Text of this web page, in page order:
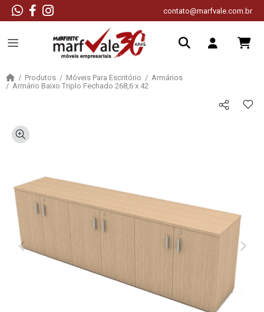
contato@marfvale.com.br
Produtos Móveis Para Escritório
Armários
Armário Baixo Triplo Fechado 268,6 x 42